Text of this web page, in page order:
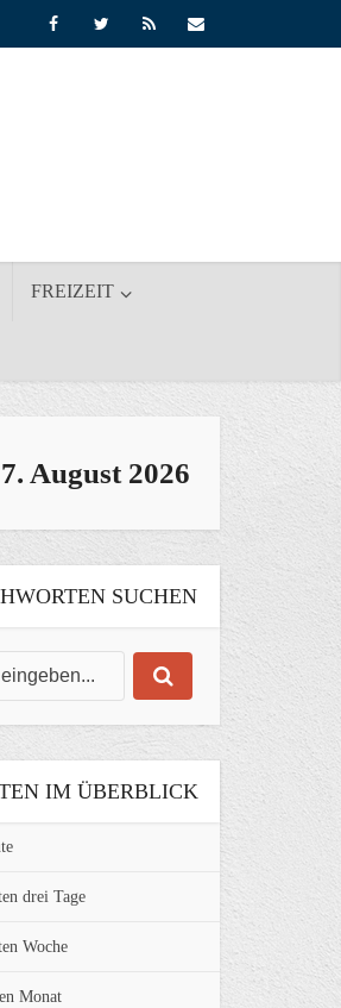
FREIZEIT
August 2026
SUCHEN
IM ÜBERBLICK
drei Tage
Woche
Monat